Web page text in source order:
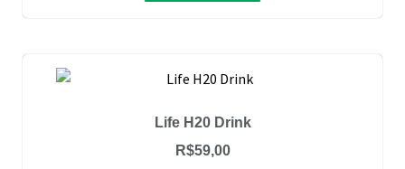
Life H20 Drink
R$59,00